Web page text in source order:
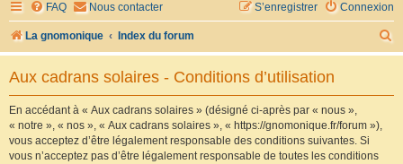
FAQ Nous contacter Connexion
S’enregistrer
La gnomonique Index du forum
e
Aux cadrans solaires - Conditions d’utilisation
En accédant à « Aux cadrans solaires » (désigné ci-après par « nous »,
« notre », « nos », « Aux cadrans solaires », « https://gnomonique.fr/forum »),
vous acceptez d’être légalement responsable des conditions suivantes. Si
vous n’acceptez pas d’être légalement responsable de toutes les conditions